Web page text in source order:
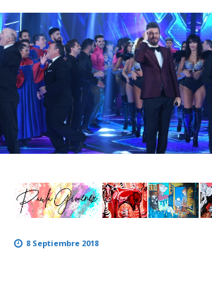
8 Septiembre 2018